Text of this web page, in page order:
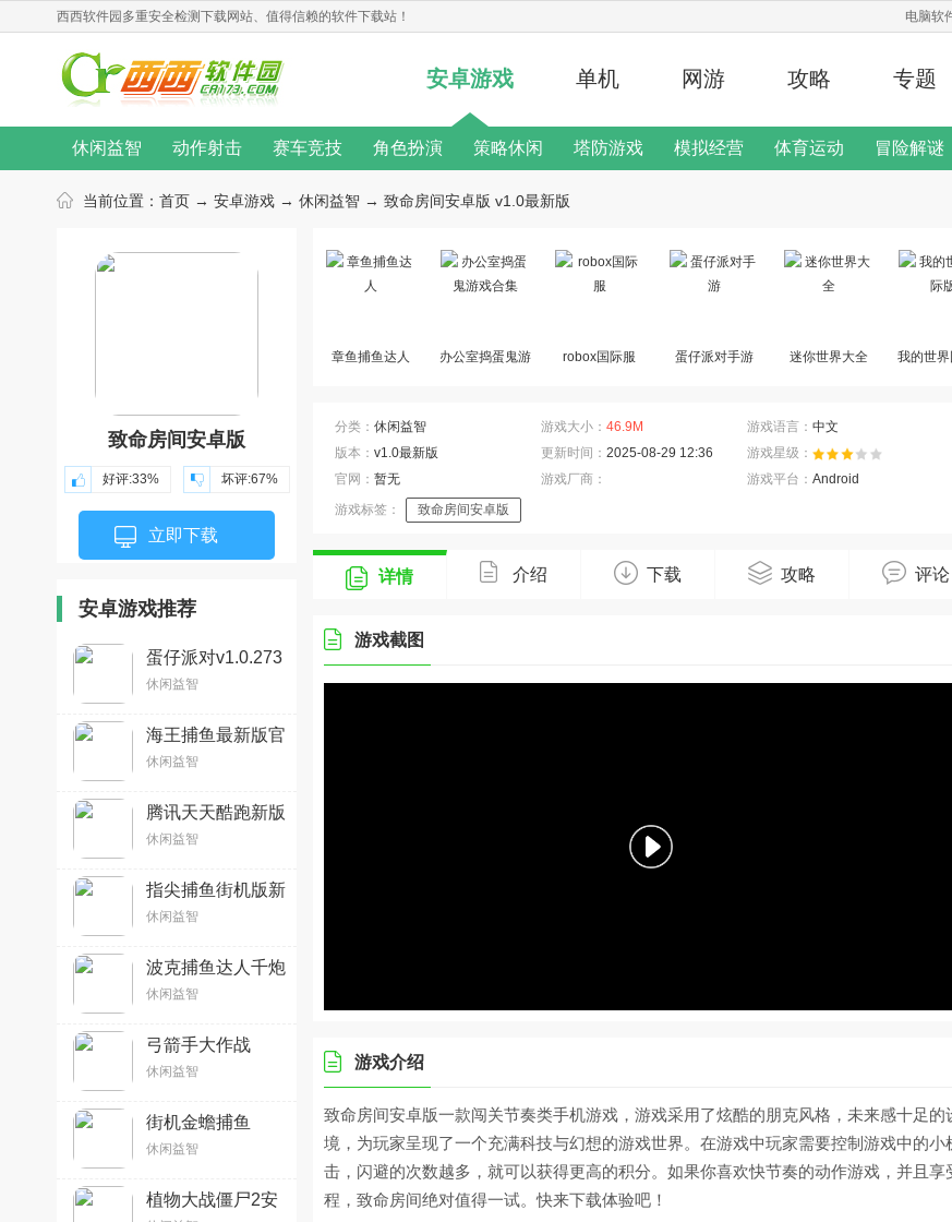
西西软件园 多重安全检测下载网站、值得信赖的软件下载站！ 电脑软
安卓游戏 单机 网游 攻略 专题
休闲益智 动作射击 赛车竞技 角色扮演 策略休闲 塔防游戏 模拟经营 体育运动 冒险解谜
无限金币 桌游游戏 单机游戏 汉化游戏 修改器
游戏说明
当前位置： 首页 → 安卓游戏 → 休闲益智 → 致命房间安卓版 v1.0最新版
致命房间安卓版
好评:33% 坏评:67%
立即下载
安卓游戏推荐
蛋仔派对v1.0.273
安卓版
休闲益智
海王捕鱼最新版官
方正版v1.38.2
休闲益智
腾讯天天酷跑新版
本v1.0.138.0安卓
官方版
休闲益智
指尖捕鱼街机版新
版2026v10.3.48.4
官方安卓版
休闲益智
波克捕鱼达人千炮
版2026微信版本
v7.13.15安卓版
休闲益智
弓箭手大作战
2026最新安卓版
v2.80.1 官方版
休闲益智
街机金蟾捕鱼
v5.1.1.0 安卓版
休闲益智
植物大战僵尸2安
卓版v3.4.4 官方中
章鱼捕鱼达人
办公室捣蛋鬼游
robox国际服 蛋仔派对手游 迷你世界大全 我的世
分类： 休闲益智 游戏大小： 46.9M 游戏语言： 中文
版本： v1.0最新版 更新时间： 2025-08-29 12:36
游戏星级：
官网： 暂无 游戏厂商： 游戏平台： Android
游戏标签：
致命房间安卓版
详情 介绍 下载 攻略 评论
游戏截图
游戏介绍
致命房间安卓版一款闯关节奏类手机游戏，游戏采用了炫酷的朋克风格，未来感十足
境，为玩家呈现了一个充满科技与幻想的游戏世界。在游戏中玩家需要控制游戏中的小
击，闪避的次数越多，就可以获得更高的积分。如果你喜欢快节奏的动作游戏，并且享
程，致命房间绝对值得一试。快来下载体验吧！